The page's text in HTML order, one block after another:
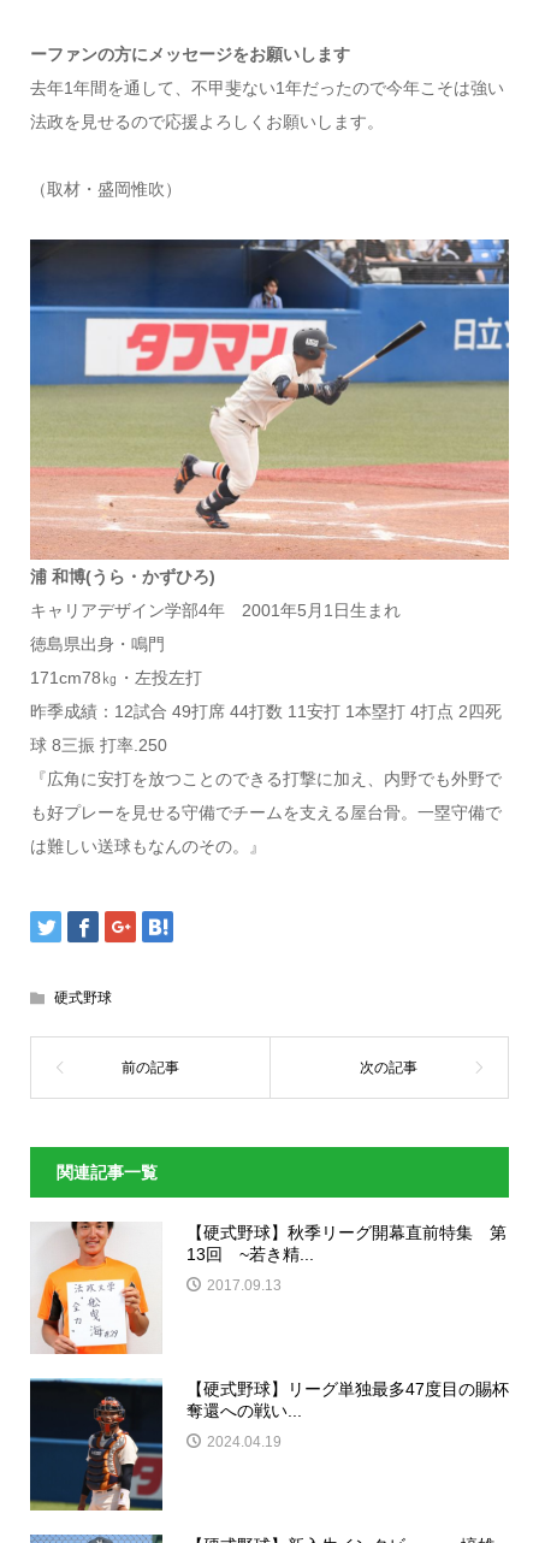
ーファンの方にメッセージをお願いします
去年1年間を通して、不甲斐ない1年だったので今年こそは強い
法政を見せるので応援よろしくお願いします。
（取材・盛岡惟吹）
浦 和博(うら・かずひろ)
キャリアデザイン学部4年 2001年5月1日生まれ
徳島県出身・鳴門
171cm78㎏・左投左打
昨季成績：12試合 49打席 44打数 11安打 1本塁打 4打点 2四死
球 8三振 打率.250
『広角に安打を放つことのできる打撃に加え、内野でも外野で
も好プレーを見せる守備でチームを支える屋台骨。一塁守備で
は難しい送球もなんのその。』
硬式野球
関連記事一覧
【硬式野球】秋季リーグ開幕直前特集 第
13回 ~若き精...
2017.09.13
【硬式野球】リーグ単独最多47度目の賜杯
奪還への戦い...
2024.04.19